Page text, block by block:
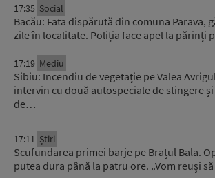
17:35 Social
Bacău: Fata dispărută din comuna Parava,
zile în localitate. Poliția face apel la părinți
17:19 Mediu
Sibiu: Incendiu de vegetație pe Valea
intervin cu două autospeciale de stingere
de…
17:11 Știri
Scufundarea primei barje pe Brațul Bala.
putea dura până la patru ore. „Vom reuși